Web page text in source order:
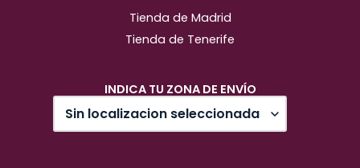
Tienda de Madrid
Tienda de Tenerife
INDICA TU ZONA DE ENVÍO